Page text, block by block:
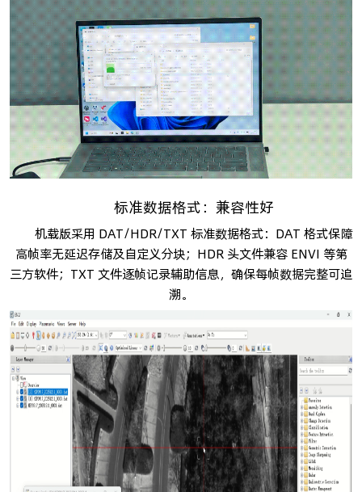
标准数据格式：兼容性好
机载版采用 DAT/HDR/TXT 标准数据格式：DAT 格式保障
高帧率无延迟存储及自定义分块；HDR 头文件兼容 ENVI 等第
三方软件；TXT 文件逐帧记录辅助信息，确保每帧数据完整可追
溯。